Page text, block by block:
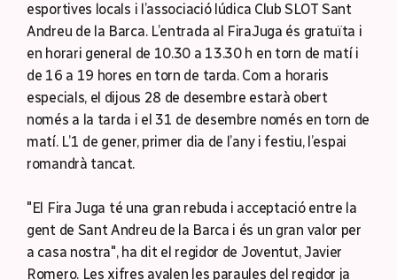
esportives locals i l’associació lúdica Club SLOT Sant
Andreu de la Barca. L’entrada al FiraJuga és gratuïta i
en horari general de 10.30 a 13.30 h en torn de matí i
de 16 a 19 hores en torn de tarda. Com a horaris
especials, el dijous 28 de desembre estarà obert
només a la tarda i el 31 de desembre només en torn de
matí. L’1 de gener, primer dia de l’any i festiu, l’espai
romandrà tancat.
"El Fira Juga té una gran rebuda i acceptació entre la
gent de Sant Andreu de la Barca i és un gran valor per
a casa nostra", ha dit el regidor de Joventut, Javier
Romero. Les xifres avalen les paraules del regidor ja